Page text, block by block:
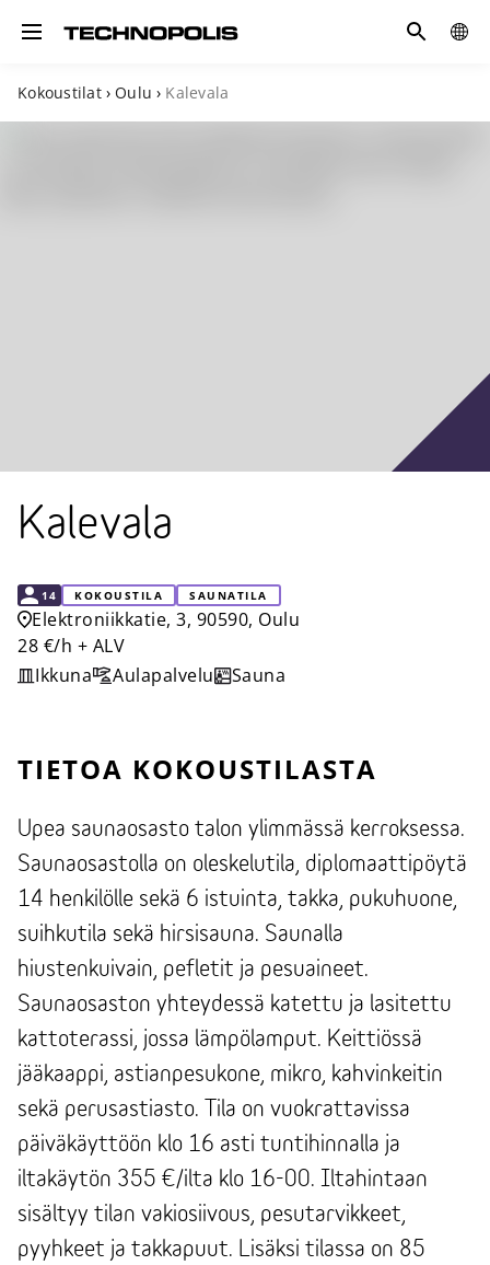
Toggle navigation
Hae
Kokoustilat › Oulu › Kalevala
Kalevala
KAPASITEETTI
14 KOKOUSTILA SAUNATILA
Elektroniikkatie, 3, 90590, Oulu
28 €/h + ALV
Ikkuna
Aulapalvelu Sauna
TIETOA KOKOUSTILASTA
Upea saunaosasto talon ylimmässä kerroksessa.
Saunaosastolla on oleskelutila, diplomaattipöytä
14 henkilölle sekä 6 istuinta, takka, pukuhuone,
suihkutila sekä hirsisauna. Saunalla
hiustenkuivain, pefletit ja pesuaineet.
Saunaosaston yhteydessä katettu ja lasitettu
kattoterassi, jossa lämpölamput. Keittiössä
jääkaappi, astianpesukone, mikro, kahvinkeitin
sekä perusastiasto. Tila on vuokrattavissa
päiväkäyttöön klo 16 asti tuntihinnalla ja
iltakäytön 355 €/ilta klo 16-00. Iltahintaan
sisältyy tilan vakiosiivous, pesutarvikkeet,
pyyhkeet ja takkapuut. Lisäksi tilassa on 85